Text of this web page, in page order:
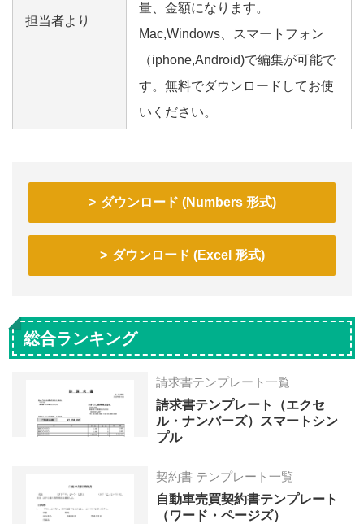
担当者より
量、金額になります。
Mac,Windows、スマートフォン
（iphone,Android)で編集が可能で
す。無料でダウンロードしてお使
いください。
ダウンロード (Numbers 形式)
ダウンロード (Excel 形式)
総合ランキング
請求書テンプレート一覧
請求書テンプレート（エクセ
ル・ナンバーズ）スマートシン
プル
契約書 テンプレート一覧
自動車売買契約書テンプレート
（ワード・ページズ）